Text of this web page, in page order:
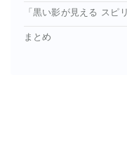
「黒い影が見える スピ
まとめ